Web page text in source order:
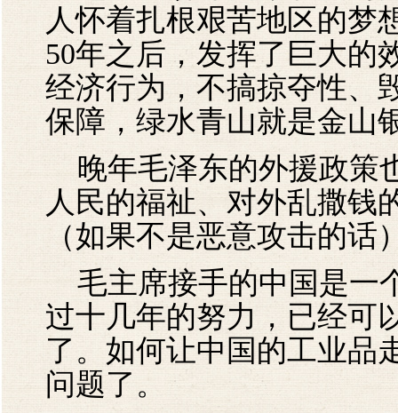
人怀着扎根艰苦地区的梦
50年之后，发挥了巨大的
经济行为，不搞掠夺性、
保障，绿水青山就是金山
晚年毛泽东的外援政策
人民的福祉、对外乱撒钱
（如果不是恶意攻击的话
毛主席接手的中国是一
过十几年的努力，已经可
了。如何让中国的工业品
问题了。